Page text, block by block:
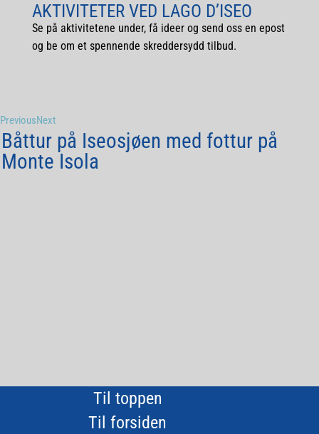
AKTIVITETER VED LAGO D’ISEO
Se på aktivitetene under, få ideer og send oss en epost
og be om et spennende skreddersydd tilbud.
PreviousNext
Båttur på Iseosjøen med fottur på
Monte Isola
Til toppen
Til forsiden